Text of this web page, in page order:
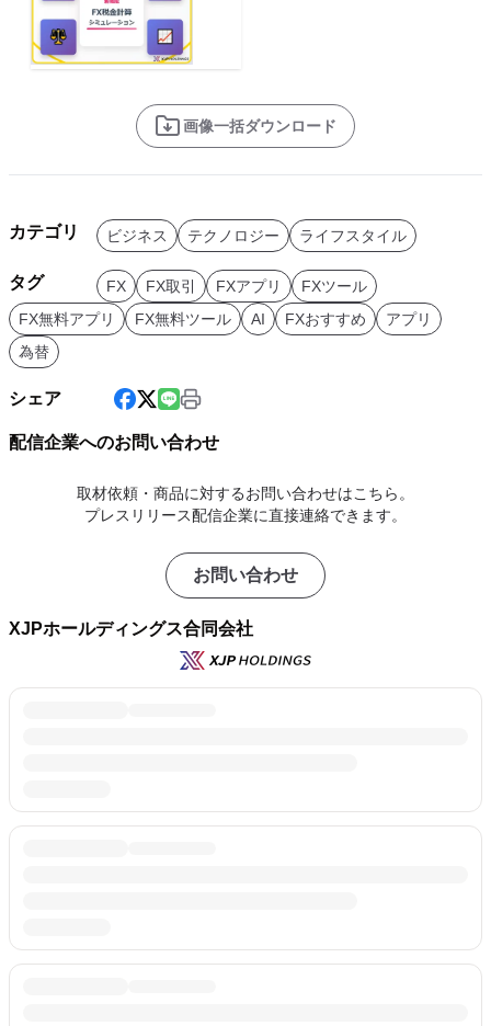
画像一括ダウンロード
カテゴリ ビジネス テクノロジー ライフスタイル
タグ FX FX取引 FXアプリ
FXツール
FX無料アプリ
FX無料ツール AI FXおすすめ
アプリ
為替
シェア
配信企業へのお問い合わせ
取材依頼・商品に対するお問い合わせはこちら。
プレスリリース配信企業に直接連絡できます。
お問い合わせ
XJPホールディングス合同会社